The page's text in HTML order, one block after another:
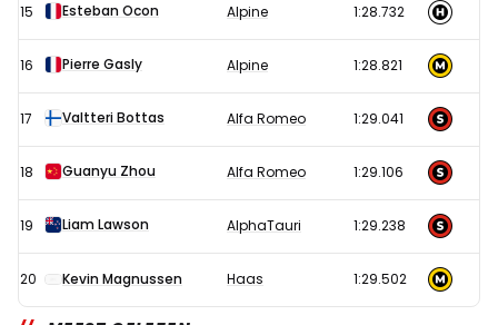
15 Esteban Ocon Alpine 1:28.732
16 Pierre Gasly Alpine 1:28.821
17 Valtteri Bottas Alfa Romeo 1:29.041
18 Guanyu Zhou Alfa Romeo 1:29.106
19 Liam Lawson AlphaTauri 1:29.238
20 Kevin Magnussen Haas 1:29.502